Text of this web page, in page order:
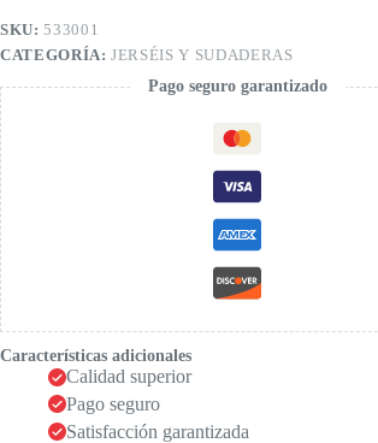
SKU:533001
CATEGORÍA:JERSÉIS Y SUDADERAS
Pago seguro garantizado
Características adicionales
Calidad superior
Pago seguro
Satisfacción garantizada